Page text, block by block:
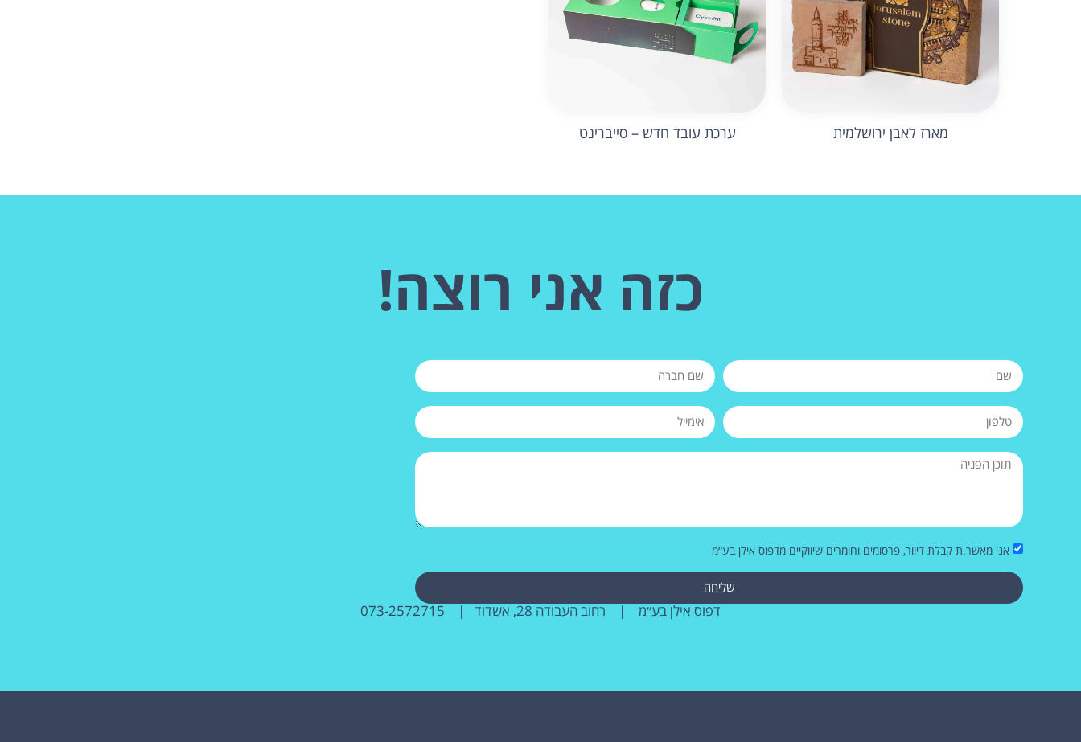
מארז לאבן ירושלמית ערכת עובד חדש – סייברינט
כזה אני רוצה!
אני מאשר.ת קבלת דיוור, פרסומים וחומרים שיווקיים מדפוס אילן בע״מ
שליחה
דפוס אילן בע״מ | רחוב העבודה 28, אשדוד |